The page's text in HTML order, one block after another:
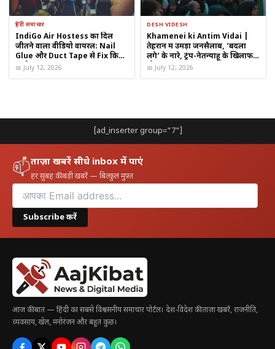
Taylor Swift और Travis Kelce
Taylor Swift Travis Kelce wedding Star-
Studded Guest List — कौन-कौन था शामिल?
जो नजर आए:
Selena Gomez— Taylor की बेस्ट फ्रेंड
Tom Brady
— 7 बार के Super Bowl champion
Ed Sheeran, Gwen Stefani, Jennifer Lopez
Pop music के दिग्गज
Roger Goodell— NFL Commissioner
Stevie Nicks— Taylor की long-time friend, जिन्होंने
reception में perform किया
हिंदी समाचार
IndiGo Air Hostess का दिल
जीतने वाला वीडियो वायरल: Nail
Glue और Duct Tape से Fix किया
यात्री का टूटा चश्मा
📅 July 12, 2026
DESH VIDESH
Khamenei ki Antim Vidai |
तेहरान में उमड़ा जनसैलाब, ‘बदला
लेंगे’ के नारे, ट्रंप-नेतन्याहू के खिलाफ
पोस्टर
📅 July 12, 2026
[ad_inserter group="7"]
📫ताज़ा खबरें सीधे inbox में पाएं
हर सुबह की बड़ी खबरें — बिल्कुल मुफ़्त
Subscribe करें
आज की बात — हिंदी का सबसे विश्वसनीय समाचार पोर्टल। देश-विदेश की ताज़ा खबरें, राजनीति,
व्यवसाय, खेल, मनोरंजन और बहुत कुछ।